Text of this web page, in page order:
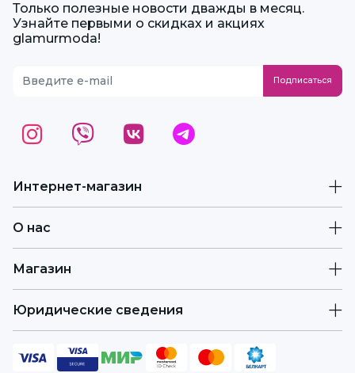
Интернет-магазин
О нас
Магазин
Юридические сведения
Только полезные новости дважды в месяц.
Узнайте первыми о скидках и акциях
glamurmoda!